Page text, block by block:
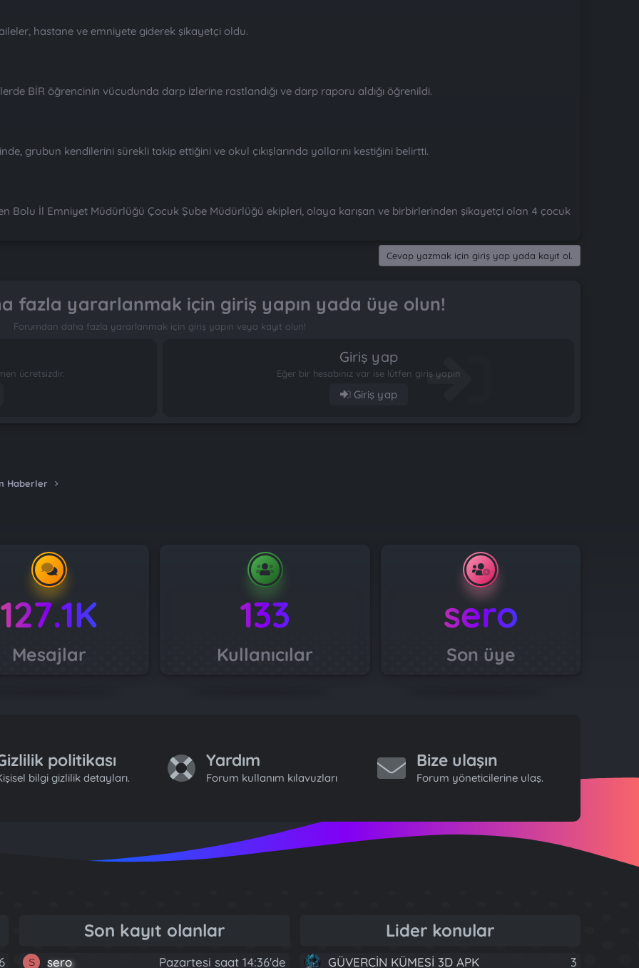
hastane ve emniyete giderek şikayetçi oldu.
BİR öğrencinin vücudunda darp izlerine rastlandığı ve darp raporu aldığı öğrenildi.
grubun kendilerini sürekli takip ettiğini ve okul çıkışlarında yollarını kestiğini belirtti.
Bolu İl Emniyet Müdürlüğü Çocuk Şube Müdürlüğü ekipleri, olaya karışan ve birbirlerinden şikayetçi olan 4 çocuk
Cevap yazmak için giriş yap yada kayıt ol.
fazla yararlanmak için giriş yapın yada üye olun!
Forumdan daha fazla yararlanmak için giriş yapın veya kayıt olun!
ücretsizdir.
Giriş yap
Eğer bir hesabınız var ise lütfen giriş yapın
Giriş yap
Haberler
127.1K
Mesajlar
133
Kullanıcılar
sero
Son üye
politikası
bilgi gizlilik detayları.
Yardım
Forum kullanım kılavuzları
Bize ulaşın
Forum yöneticilerine ulaş.
Son kayıt olanlar
S sero Pazartesi saat 14:36'de
Lider konular
GÜVERCİN KÜMESİ 3D APK 3